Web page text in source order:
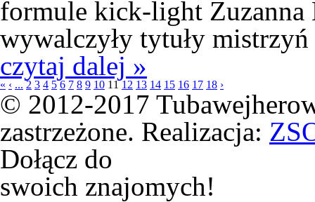
formule kick-light Zuzanna
wywalczyły tytuły
czytaj dalej »
« ‹ ... 2 3 4 5 6 7 8 9 10 11 12 13 14 15 16 17 18 ›
© 2012-2017
zastrzeżone. Realizacja:
Dołącz do
swoich znajomych!